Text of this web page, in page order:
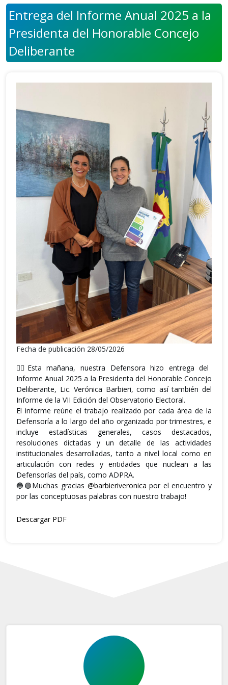
Entrega del Informe Anual 2025 a la
Presidenta del Honorable Concejo
Deliberante
Fecha de publicación 28/05/2026
👉🏼Esta mañana, nuestra Defensora hizo entrega del
Informe Anual 2025 a la Presidenta del Honorable Concejo
Deliberante, Lic. Verónica Barbieri, como así también del
Informe de la VII Edición del Observatorio Electoral.
El informe reúne el trabajo realizado por cada área de la
Defensoría a lo largo del año organizado por trimestres, e
incluye estadísticas generales, casos destacados,
resoluciones dictadas y un detalle de las actividades
institucionales desarrolladas, tanto a nivel local como en
articulación con redes y entidades que nuclean a las
Defensorías del país, como ADPRA.
🔵🟢Muchas gracias @barbieriveronica por el encuentro y
por las conceptuosas palabras con nuestro trabajo!
Descargar PDF